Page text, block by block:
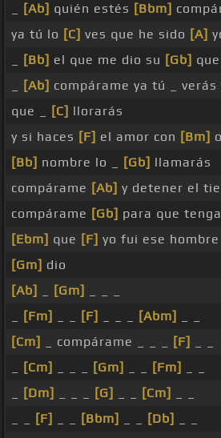
[Ab] quién estés [Bbm]
ya tú lo [C] ves que he sido [A]
[Bb] el que me dio su [Gb]
[Ab] compárame ya tú _ verás
que _
[C] llorarás
y si haces [F] el amor con [Bm]
[Bb] nombre lo _ [Gb] llamarás
compárame [Ab] y detener el
compárame [Gb] para que
[Ebm] que [F] yo fui ese
[Gm] dio
[Ab]
[Gm]
[Fm] [F] [Abm]
[Cm]
_ compárame _ _ _ [F]
[Cm] [Gm] [Fm]
[Dm] [G] [Cm]
[F] [Bbm] [Db]